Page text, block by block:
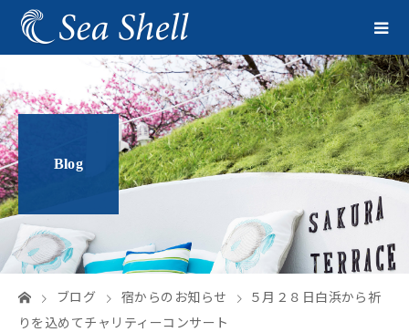
Blog
ブログ 宿からのお知らせ
５月２８日白浜から祈
りを込めてチャリティーコンサート